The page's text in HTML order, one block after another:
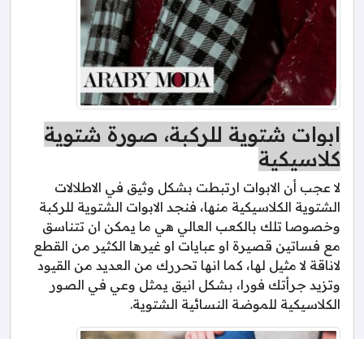
ابوات شتوية للركبة، صورة شتوية
كلاسيكية
لا عجب أن الابوات ارتبطت بشكل وثيق في الاطلالات
الشتوية الكلاسيكية منها، فنجد الابوات الشتوية للركبة
وخصوصا تلك بالكعب العالي هي ما يمكن ان تتناسق
مع فساتين قصيرة او عبايات او غيرها الكثير من القطع
لاناقة لا مثيل لها، كما انها تحررك من العديد من القيود
وتزيد جرأتك فورا، بشكل انيق يمثل وعي في الصور
الكلاسيكية للموضة النسائية الشتوية.